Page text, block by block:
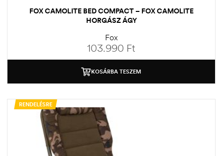
FOX CAMOLITE BED COMPACT – FOX CAMOLITE
HORGÁSZ ÁGY
Fox
103.990 Ft
KOSÁRBA TESZEM
RENDELÉSRE